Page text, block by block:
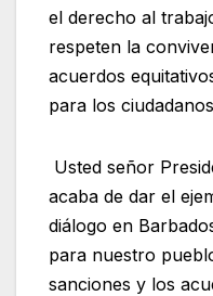
el derecho al
respeten la
acuerdos
para los
Usted señor
acaba de dar el
diálogo en
para nuestro
sanciones y los